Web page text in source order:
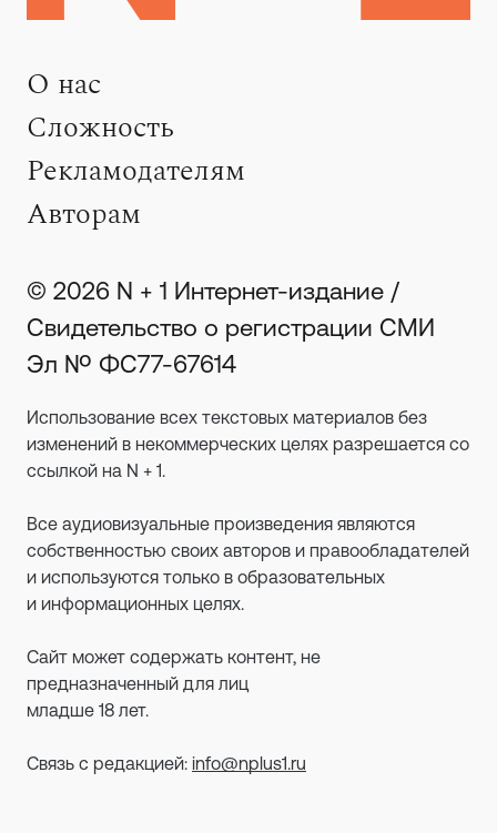
О нас
Сложность
Рекламодателям
Авторам
© 2026 N + 1 Интернет-издание /
Свидетельство о регистрации СМИ
Эл № ФС77-67614
Использование всех текстовых материалов без
изменений в некоммерческих целях разрешается со
ссылкой на N + 1.
Все аудиовизуальные произведения являются
собственностью своих авторов и правообладателей
и используются только в образовательных
и информационных целях.
Сайт может содержать контент, не
предназначенный для лиц
младше 18 лет.
Связь с редакцией: info@nplus1.ru